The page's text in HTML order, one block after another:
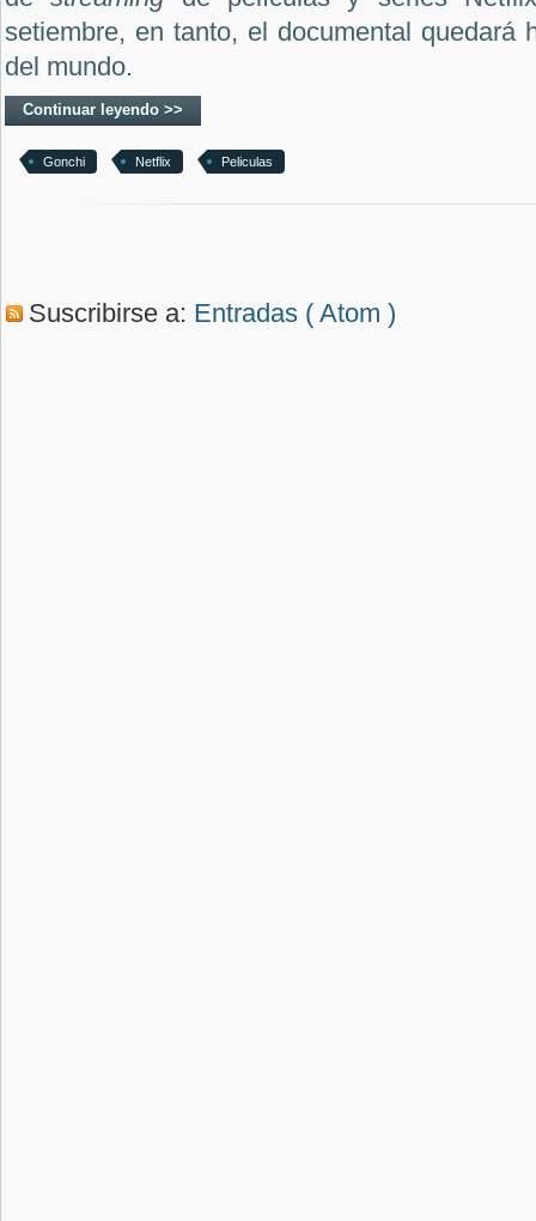
setiembre, en tanto, el documental quedará
del mundo.
Continuar leyendo >>
Gonchi Netflix Peliculas
Suscribirse a: Entradas ( Atom )